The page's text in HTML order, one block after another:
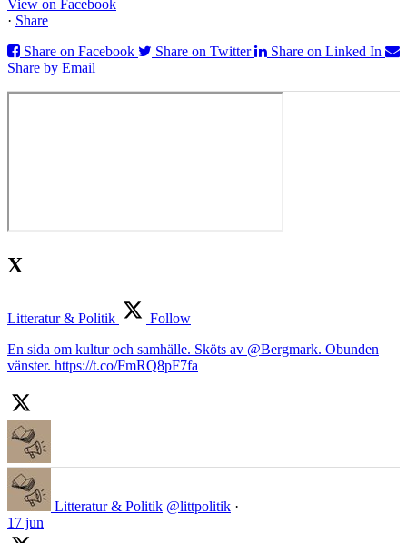
View on Facebook
· Share
Share on Facebook
Share on Twitter
Share on Linked In
Share by Email
X
Litteratur & Politik
Follow
En sida om kultur och samhälle. Sköts av @Bergmark. Obunden
vänster. https://t.co/FmRQ8pF7fa
Litteratur & Politik @littpolitik ·
17 jun